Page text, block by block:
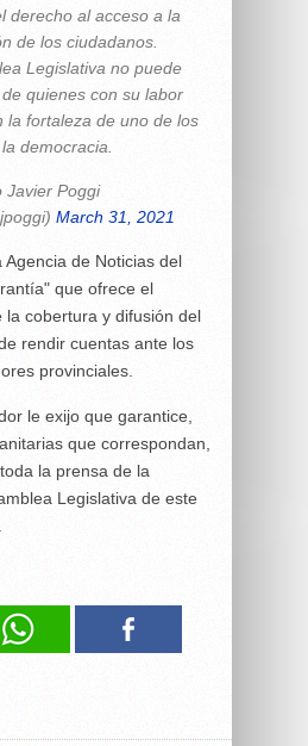
derecho al acceso a la
de los ciudadanos.
Legislativa no puede
quienes con su labor
la fortaleza de uno de los
democracia.
Poggi
March 31, 2021
Agencia de Noticias del
que ofrece el
la cobertura y difusión del
rendir cuentas ante los
provinciales.
le exijo que garantice,
que correspondan,
la prensa de la
Legislativa de este